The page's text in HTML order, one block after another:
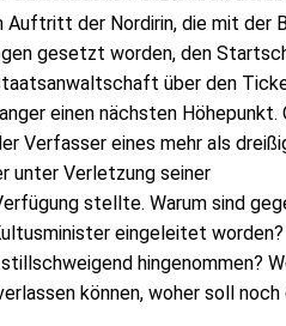
der Nordirin, die mit der
gesetzt worden, den
über den
einen nächsten Höhepunkt.
Verfasser eines mehr als
unter Verletzung seiner
stellte. Warum sind
eingeleitet worden?
hingenommen?
können, woher soll noch